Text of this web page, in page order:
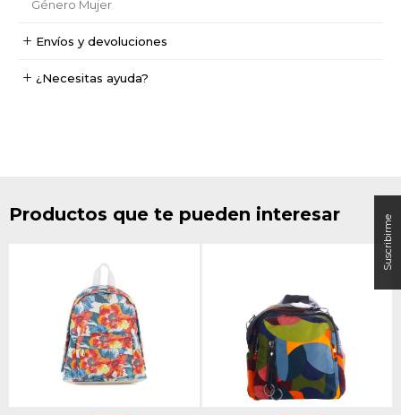
Género Mujer
Envíos y devoluciones
¿Necesitas ayuda?
Productos que te pueden interesar